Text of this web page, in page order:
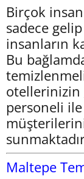
Birçok
sadece
insanların
Bu
otellerinizin
personeli ile
Maltepe